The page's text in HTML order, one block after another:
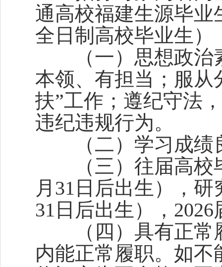
通高校福建生源毕
全日制高校毕业生
（一）思想政治
本领、有担当；服从
扶”工作；遵纪守法
违纪违规行为。
（二）学习成绩
（三）往届高校毕
月31日后出生），
31日后出生），
（四）具有正常
内能正常履职。如